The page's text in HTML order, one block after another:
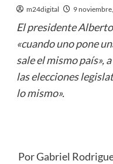
m24digital 9
El presidente
«cuando uno pone
sale el mismo país»,
las elecciones
lo mismo».
Por Gabriel